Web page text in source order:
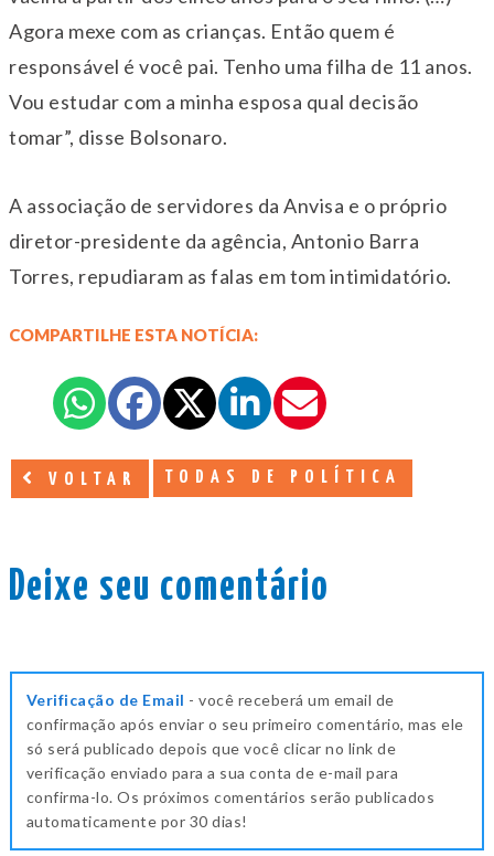
Agora mexe com as crianças. Então quem é
responsável é você pai. Tenho uma filha de 11 anos.
Vou estudar com a minha esposa qual decisão
tomar”, disse Bolsonaro.
A associação de servidores da Anvisa e o próprio
diretor-presidente da agência, Antonio Barra
Torres, repudiaram as falas em tom intimidatório.
COMPARTILHE ESTA NOTÍCIA:
VOLTAR TODAS DE POLÍTICA
Deixe seu comentário
Verificação de Email - você receberá um email de
confirmação após enviar o seu primeiro comentário, mas ele
só será publicado depois que você clicar no link de
verificação enviado para a sua conta de e-mail para
confirma-lo. Os próximos comentários serão publicados
automaticamente por 30 dias!